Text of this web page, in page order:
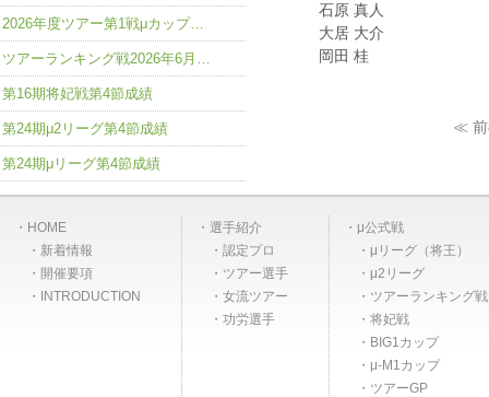
石原 真人
大居 大介
岡田 桂
≪ 前
2026年度ツアー第1戦μカップ…
ツアーランキング戦2026年6月…
第16期将妃戦第4節成績
第24期μ2リーグ第4節成績
第24期μリーグ第4節成績
HOME
新着情報
開催要項
INTRODUCTION
選手紹介
認定プロ
ツアー選手
女流ツアー
功労選手
μ公式戦
μリーグ（将王）
μ2リーグ
ツアーランキング
将妃戦
BIG1カップ
μ-M1カップ
ツアーGP